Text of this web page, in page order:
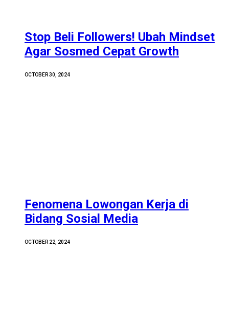
Stop Beli Followers! Ubah Mindset
Agar Sosmed Cepat Growth
OCTOBER 30, 2024
Fenomena Lowongan Kerja di
Bidang Sosial Media
OCTOBER 22, 2024